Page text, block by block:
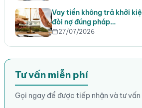
Vay tiền không trả khởi
đòi nợ đúng pháp…
27/07/2026
Tư vấn miễn phí
Gọi ngay để được tiếp nhận và tư vấn